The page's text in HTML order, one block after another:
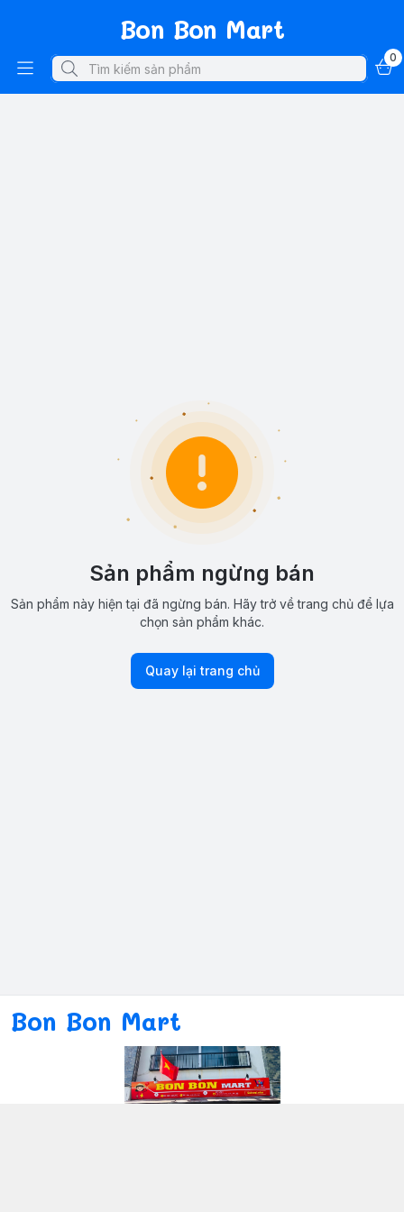
Bon Bon Mart
0
Sản phẩm ngừng bán
Sản phẩm này hiện tại đã ngừng bán. Hãy trở về trang chủ để lựa
chọn sản phẩm khác.
Quay lại trang chủ
Bon Bon Mart